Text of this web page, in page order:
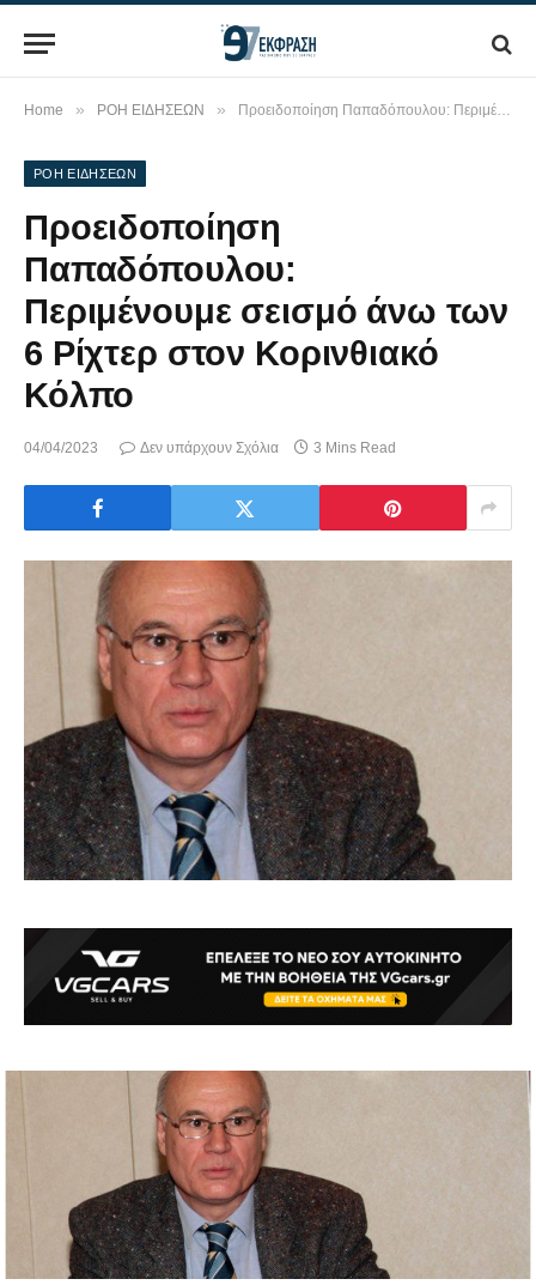
Home » ΡΟΗ ΕΙΔΗΣΕΩΝ » Προειδοποίηση Παπαδόπουλου: Περιμένουμε σεισμό άνω των 6 Ρίχτερ στον Κορινθιακό Κόλπο
ΡΟΗ ΕΙΔΗΣΕΩΝ
Προειδοποίηση
Παπαδόπουλου:
Περιμένουμε σεισμό άνω των
6 Ρίχτερ στον Κορινθιακό
Κόλπο
04/04/2023 Δεν υπάρχουν Σχόλια 3 Mins Read